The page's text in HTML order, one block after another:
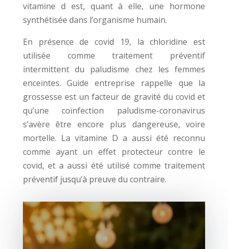
vitamine d est, quant à elle, une hormone
synthétisée dans l’organisme humain.
En présence de covid 19, la chloridine est
utilisée comme traitement préventif
intermittent du paludisme chez les femmes
enceintes. Guide entreprise rappelle que la
grossesse est un facteur de gravité du covid et
qu’une coïnfection paludisme-coronavirus
s’avère être encore plus dangereuse, voire
mortelle. La vitamine D a aussi été reconnu
comme ayant un effet protecteur contre le
covid, et a aussi été utilisé comme traitement
préventif jusqu’à preuve du contraire.